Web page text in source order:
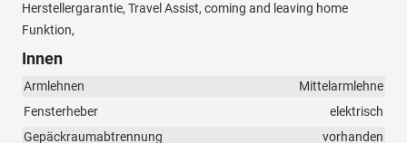
Herstellergarantie, Travel Assist, coming and leaving home
Funktion,
Innen
Armlehnen
Mittelarmlehne
Fensterheber
elektrisch
Gepäckraumabtrennung
vorhanden